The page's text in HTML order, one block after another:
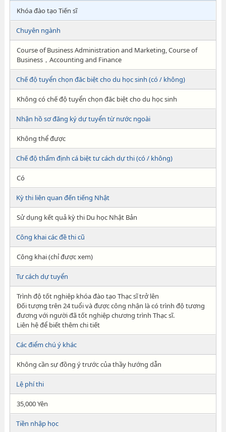
Khóa đào tạo Tiến sĩ
Chuyên ngành
Course of Business Administration and Marketing, Course of
Business，Accounting and Finance
Chế độ tuyển chọn đăc biệt cho du học sinh (có / không)
Không có chế độ tuyển chọn đăc biệt cho du học sinh
Nhận hồ sơ đăng ký dự tuyển từ nước ngoài
Không thể được
Chế độ thẩm định cá biệt tư cách dự thi (có / không)
Có
Kỳ thi liên quan đến tiếng Nhật
Sử dụng kết quả kỳ thi Du học Nhật Bản
Công khai các đề thi cũ
Công khai (chỉ được xem)
Tư cách dự tuyển
Trình độ tốt nghiệp khóa đào tạo Thạc sĩ trở lên
Đối tượng trên 24 tuổi và được công nhận là có trình độ tương
đương với người đã tốt nghiệp chương trình Thạc sĩ.
Liên hệ để biết thêm chi tiết
Các điểm chú ý khác
Không cần sự đồng ý trước của thầy hướng dẫn
Lệ phí thi
35,000 Yên
Tiền nhập học